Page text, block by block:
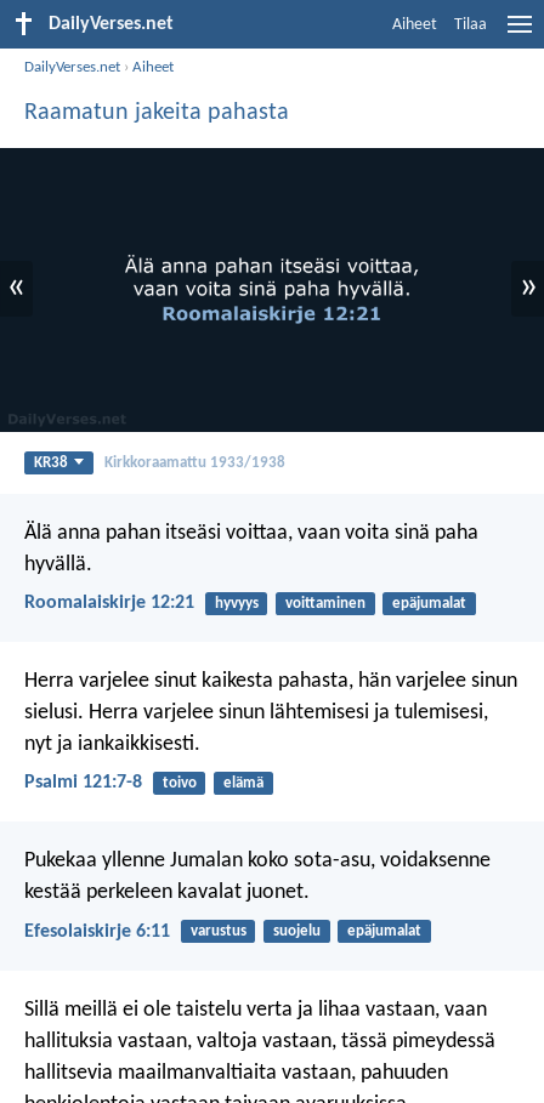
DailyVerses.net Aiheet Tilaa
DailyVerses.net ›Aiheet
Raamatun jakeita pahasta
« »
KR38 Kirkkoraamattu 1933/1938
Älä anna pahan itseäsi voittaa, vaan voita sinä paha
hyvällä.
Roomalaiskirje 12:21 hyvyys voittaminen epäjumalat
Herra varjelee sinut kaikesta pahasta, hän varjelee sinun
sielusi. Herra varjelee sinun lähtemisesi ja tulemisesi,
nyt ja iankaikkisesti.
Psalmi 121:7-8 toivo elämä
Pukekaa yllenne Jumalan koko sota-asu, voidaksenne
kestää perkeleen kavalat juonet.
Efesolaiskirje 6:11 varustus suojelu epäjumalat
Sillä meillä ei ole taistelu verta ja lihaa vastaan, vaan
hallituksia vastaan, valtoja vastaan, tässä pimeydessä
hallitsevia maailmanvaltiaita vastaan, pahuuden